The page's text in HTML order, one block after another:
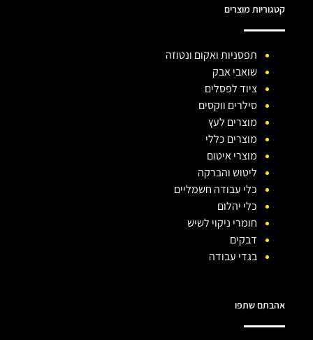
קטגוריות מוצרים
תפסניות ואקום ונטוזה
שואבי אבק
ציוד לפסלים
סילרים ווקסים
מוצרים לעץ
מוצרים כללי
מוצרי איטום
ליטוש והברקה
כלי עבודה חשמליים
כלי יהלום
חומרי ניקוי לשיש
דבקים
בגדי עבודה
אהבתם שתפו